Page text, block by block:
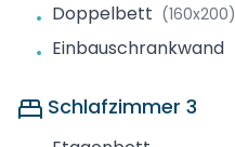
• Doppelbett (160x200)
• Einbauschrankwand
Schlafzimmer 3